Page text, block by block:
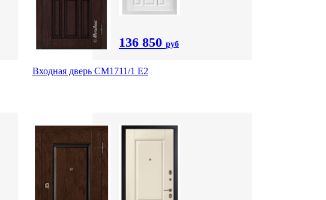
136 850 руб
Входная дверь CМ1711/1 Е2